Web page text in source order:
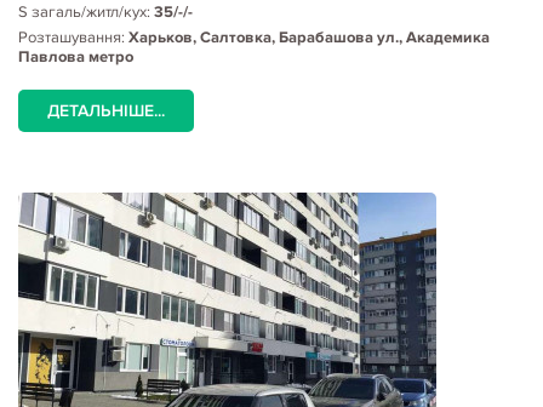
S загаль/житл/кух: 35/-/-
Розташування: Харьков, Салтовка, Барабашова ул., Академика
Павлова метро
ДЕТАЛЬНІШЕ...